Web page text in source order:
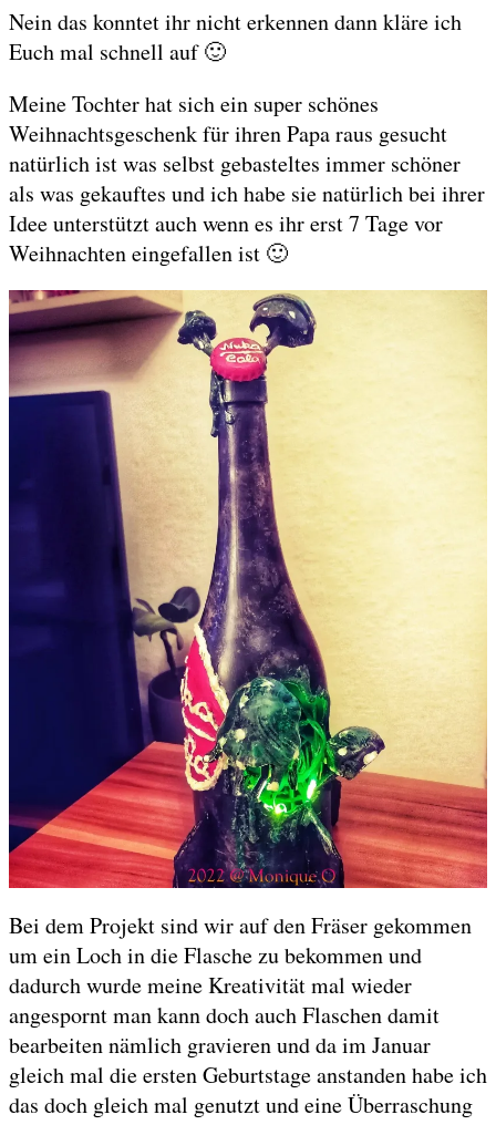
Nein das konntet ihr nicht erkennen dann kläre ich
Euch mal schnell auf 🙂
Meine Tochter hat sich ein super schönes
Weihnachtsgeschenk für ihren Papa raus gesucht
natürlich ist was selbst gebasteltes immer schöner
als was gekauftes und ich habe sie natürlich bei ihrer
Idee unterstützt auch wenn es ihr erst 7 Tage vor
Weihnachten eingefallen ist 🙂
Bei dem Projekt sind wir auf den Fräser gekommen
um ein Loch in die Flasche zu bekommen und
dadurch wurde meine Kreativität mal wieder
angespornt man kann doch auch Flaschen damit
bearbeiten nämlich gravieren und da im Januar
gleich mal die ersten Geburtstage anstanden habe ich
das doch gleich mal genutzt und eine Überraschung